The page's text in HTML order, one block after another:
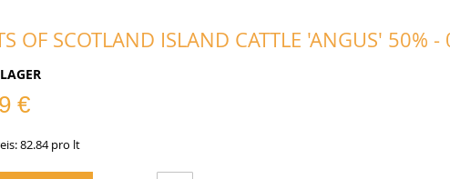
OF SCOTLAND ISLAND CATTLE 'ANGUS' 50% -
€
82.84 pro lt